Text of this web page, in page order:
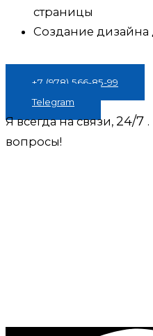
страницы
Создание дизайна
+7 (978) 566-85-99
Telegram
Я всегда на связи, 24/7
вопросы!